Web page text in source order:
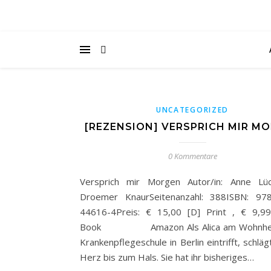
UNCATEGORIZED
[REZENSION] VERSPRICH MIR
0 Kommentare
Versprich mir Morgen Autor/in: Anne
Droemer KnaurSeitenanzahl: 388ISBN:
44616-4Preis: € 15,00 [D] Print , €
Book Amazon Als Alica am
Krankenpflegeschule in Berlin eintrifft,
Herz bis zum Hals. Sie hat ihr bisheriges…